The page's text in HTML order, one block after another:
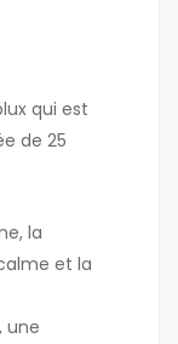
qui est
de 25
la
et la
une